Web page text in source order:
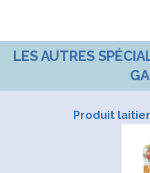
LES AUTRES
Produit